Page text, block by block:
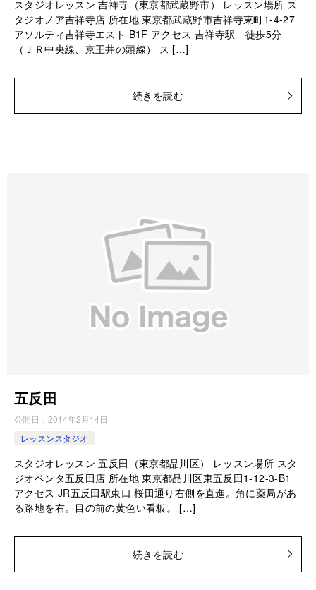
スタジオレッスン 吉祥寺（東京都武蔵野市） レッスン場所 ス
タジオノア吉祥寺店 所在地 東京都武蔵野市吉祥寺東町1-4-27
アソルティ吉祥寺エスト B1F アクセス 吉祥寺駅 徒歩5分
（ＪＲ中央線、京王井の頭線） ス […]
続きを読む
五反田
公開日： 2014年2月14日
レッスンスタジオ
スタジオレッスン 五反田（東京都品川区） レッスン場所 スタ
ジオペンタ五反田店 所在地 東京都品川区東五反田1-12-3-B1
アクセス JR五反田駅東口 桜田通り右側を直進。角に薬局があ
る路地を右。目の前の黄色い看板。 […]
続きを読む